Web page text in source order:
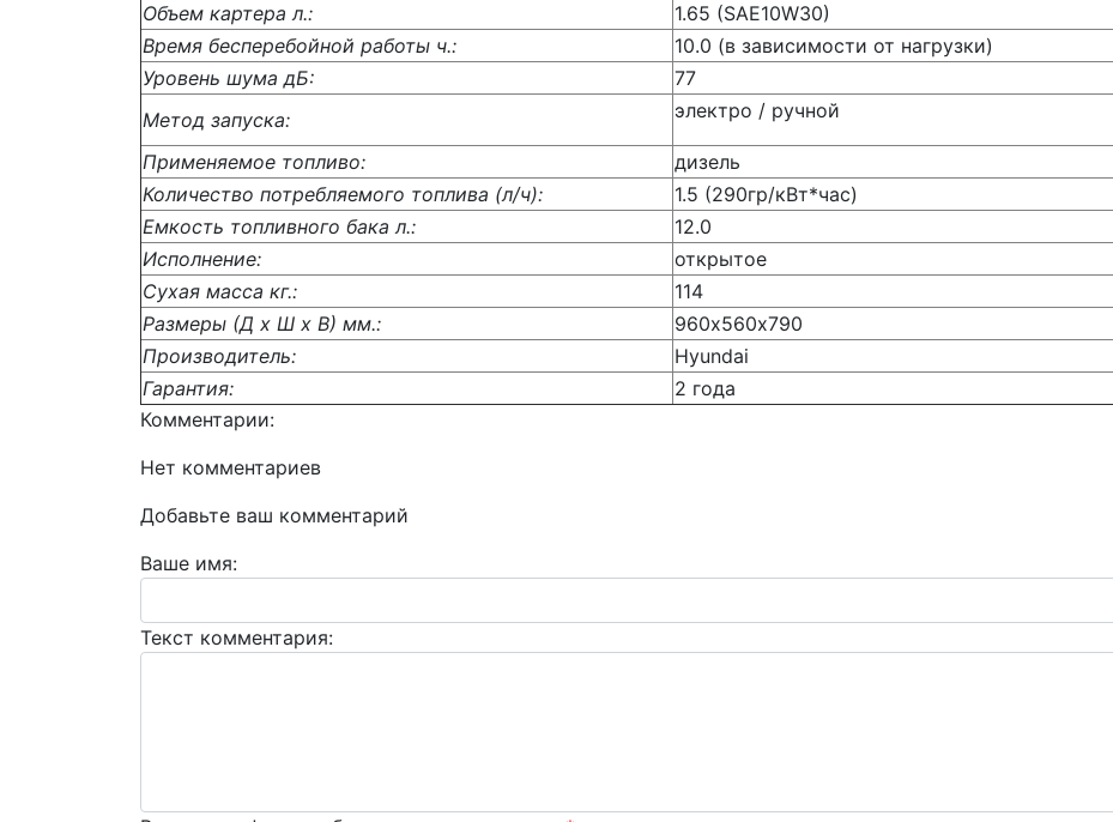
Объем картера л.:
1.65 (SAE10W30)
Время бесперебойной работы ч.:
10.0 (в зависимости от нагрузки)
Уровень шума дБ:
77
Метод запуска:
электро / ручной
Применяемое топливо:
дизель
Количество потребляемого топлива (л/ч):
1.5 (290гр/кВт*час)
Емкость топливного бака л.:
12.0
Исполнение:
открытое
Сухая масса кг.:
114
Размеры (Д x Ш x В) мм.:
960х560х790
Производитель:
Hyundai
Гарантия:
2 года
Комментарии:
Нет комментариев
Добавьте ваш комментарий
Ваше имя:
Текст комментария: